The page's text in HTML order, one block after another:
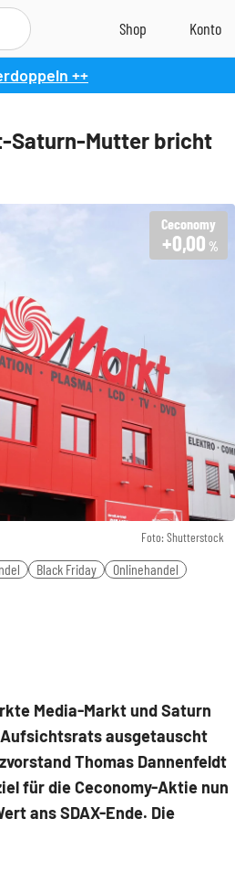
++
Saturn-Mutter bricht
Foto: Shutterstock
Ceconomy
+0,00 %
Black Friday Onlinehandel
Media-Markt und Saturn
Aufsichtsrats ausgetauscht
Thomas Dannenfeldt
für die Ceconomy-Aktie nun
ans SDAX-Ende. Die